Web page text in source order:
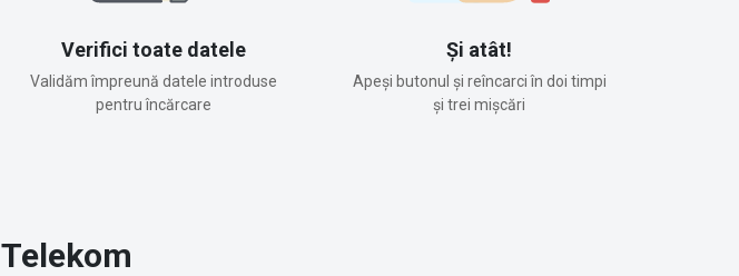
Verifici toate datele
Validăm împreună datele introduse
pentru încărcare
Și atât!
Apeși butonul și reîncarci în doi timpi
și trei mișcări
Telekom